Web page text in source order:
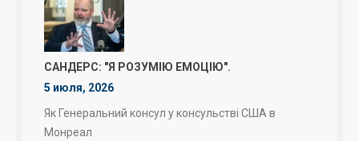
САНДЕРС: "Я РОЗУМІЮ ЕМОЦІЮ".
5 июля, 2026
Як Генеральний консул у консульстві США в
Монреал